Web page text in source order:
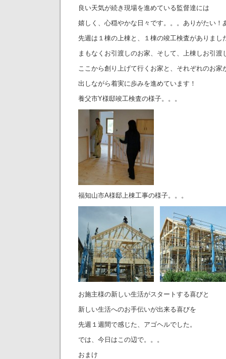
良い天気が続き現場を進めている監督達には
嬉しく、心穏やかな日々です。。。ありがたい！
先週は１棟の上棟と、１棟の竣工検査がありまし
まもなくお引渡しのお家、そして、上棟しお引渡
ここから創り上げて行くお家と、それぞれのお家
出しながら着実に歩みを進めています！
養父市Y様邸竣工検査の様子。。。
福知山市A様邸上棟工事の様子。。。
お施主様の新しい生活がスタートする喜びと
新しい生活へのお手伝いが出来る喜びを
先週１週間で感じた、アゴヘルでした。
では、今日はこの辺で。。。
おまけ